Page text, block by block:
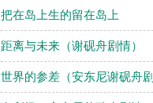
把在岛上生的留在岛上
距离与未来（谢砚舟剧情）
世界的参差（安东尼谢砚舟